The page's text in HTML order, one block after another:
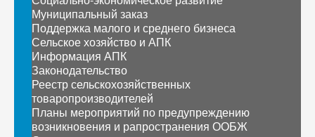
Муниципальный заказ
Поддержка малого и среднего бизнеса
Сельское хозяйство и АПК
Информация АПК
Законодательство
Реестр сельскохозяйственных
товаропроизводителей
Планы мероприятий по предупреждению
возникновения и рапространения ООБЖ